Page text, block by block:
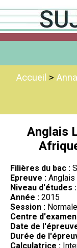
Accueil >
Anglais
Filières du bac :
Epreuve : Anglais
Niveau d'études :
Année : 2015
Session : Normale
Centre
Date de
Durée de
Calculatrice :